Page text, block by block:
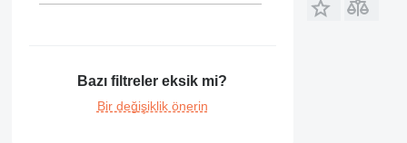
365
390
JZ
TM
Bazı filtreler eksik mi?
Bir değişiklik önerin